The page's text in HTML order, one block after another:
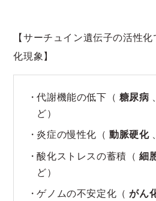
【サーチュイン遺伝子の活性
化現象】
代謝機能の低下（ 糖尿病
ど）
炎症の慢性化（動脈硬化
酸化ストレスの蓄積（細
ど）
ゲノムの不安定化（がん